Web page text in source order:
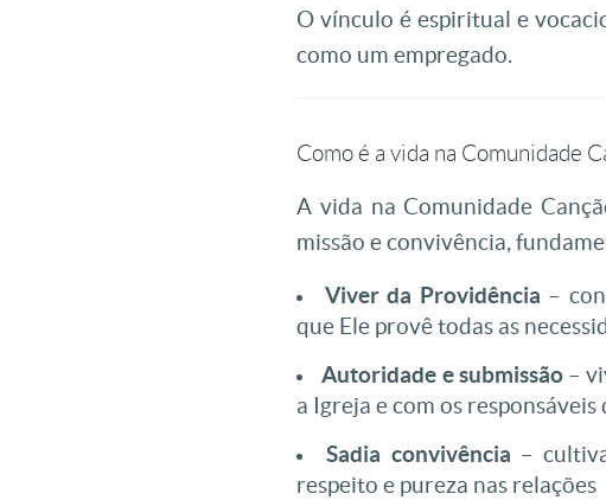
O vínculo é espiritual e
como um empregado.
Como é a vida na Comunidade
A vida na Comunidade
missão e convivência,
Viver da Providência –
que Ele provê todas as
Autoridade e submissão–
a Igreja e com os
Sadia convivência –
respeito e pureza nas relações